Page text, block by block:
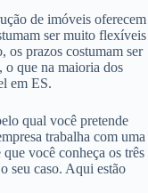
de imóveis oferecem
ser muito flexíveis
os prazos costumam ser
o que na maioria dos
em ES.
qual você pretende
trabalha com uma
você conheça os três
seu caso. Aqui estão